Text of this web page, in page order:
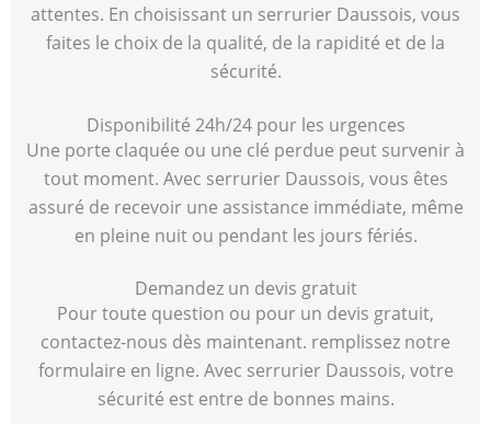
attentes. En choisissant un serrurier Daussois, vous
faites le choix de la qualité, de la rapidité et de la
sécurité.
Disponibilité 24h/24 pour les urgences
Une porte claquée ou une clé perdue peut survenir à
tout moment. Avec serrurier Daussois, vous êtes
assuré de recevoir une assistance immédiate, même
en pleine nuit ou pendant les jours fériés.
Demandez un devis gratuit
Pour toute question ou pour un devis gratuit,
contactez-nous dès maintenant. remplissez notre
formulaire en ligne. Avec serrurier Daussois, votre
sécurité est entre de bonnes mains.